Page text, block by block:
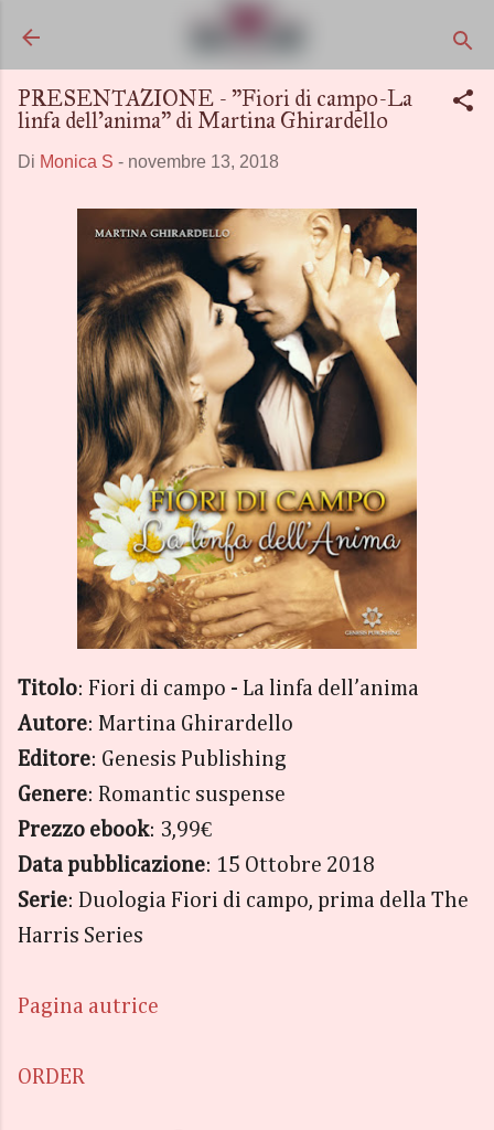
PRESENTAZIONE - "Fiori di campo-La
linfa dell’anima" di Martina Ghirardello
Di Monica S - novembre 13, 2018
Titolo: Fiori di campo - La linfa dell’anima
Autore: Martina Ghirardello
Editore: Genesis Publishing
Genere: Romantic suspense
Prezzo ebook: 3,99€
Data pubblicazione: 15 Ottobre 2018
Serie: Duologia Fiori di campo, prima della The
Harris Series
Pagina autrice
ORDER